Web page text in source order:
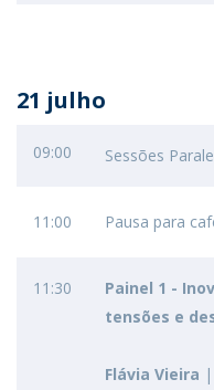
21 julho
09:00 Sessões
11:00 Pausa para
11:30 Painel 1 -
tensões e
Flávia Vieira |